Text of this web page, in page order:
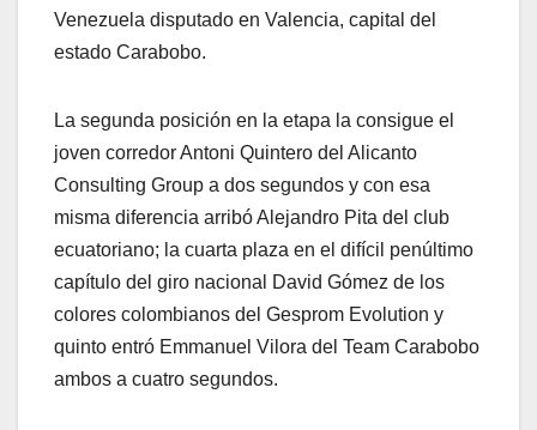
Venezuela disputado en Valencia, capital del
estado Carabobo.
La segunda posición en la etapa la consigue el
joven corredor Antoni Quintero del Alicanto
Consulting Group a dos segundos y con esa
misma diferencia arribó Alejandro Pita del club
ecuatoriano; la cuarta plaza en el difícil penúltimo
capítulo del giro nacional David Gómez de los
colores colombianos del Gesprom Evolution y
quinto entró Emmanuel Vilora del Team Carabobo
ambos a cuatro segundos.